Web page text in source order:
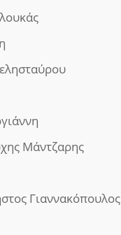
Μάντζαρης
Γιαννακόπουλος